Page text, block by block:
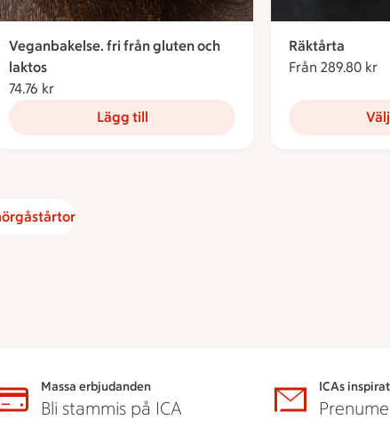
Veganbakelse. fri från gluten och
laktos
74.76 kr
Lägg till
Räktårta
Från 289.80 kr
Massa erbjudanden
Bli stammis på ICA
ICAs